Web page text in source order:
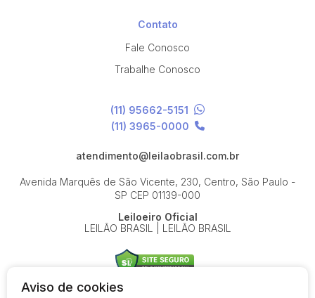
Contato
Fale Conosco
Trabalhe Conosco
(11) 95662-5151
(11) 3965-0000
atendimento@leilaobrasil.com.br
Avenida Marquês de São Vicente, 230, Centro, São Paulo -
SP CEP 01139-000
Leiloeiro Oficial
LEILÃO BRASIL | LEILÃO BRASIL
Aviso de cookies